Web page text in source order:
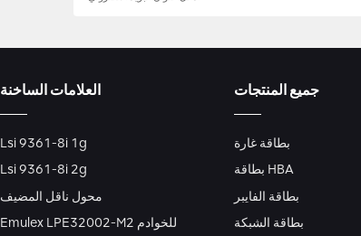
العلامات الساخنة
Lsi 9361-8i 1g
Lsi 9361-8i 2g
محول ناقل المضيف
Emulex LPE32002-M2 للخوادم
جميع المنتجات
بطاقة غارة
بطاقة HBA
بطاقة الفايبر
بطاقة الشبكة